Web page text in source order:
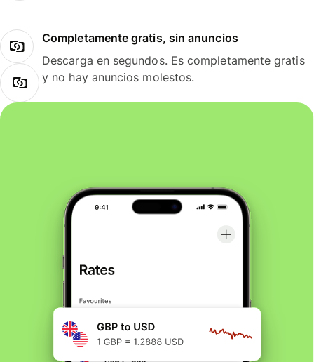
Completamente gratis, sin anuncios
Descarga en segundos. Es completamente gratis
y no hay anuncios molestos.